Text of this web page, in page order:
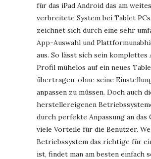
für das iPad Android das am
verbreitete System bei Tablet
zeichnet sich durch eine sehr
App-Auswahl und
aus. So lässt sich sein komplettes
Profil mühelos auf ein neues
übertragen, ohne seine
anpassen zu müssen. Doch auch
herstellereigenen
durch perfekte Anpassung an das
viele Vorteile für die Benutzer.
Betriebssystem das richtige für
ist, findet man am besten einfach